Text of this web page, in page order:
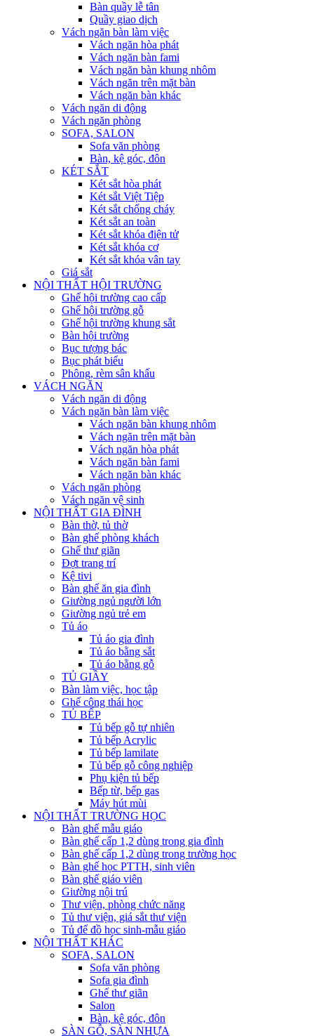
Bàn quầy lễ tân
Quầy giao dịch
Vách ngăn bàn làm việc
Vách ngăn hòa phát
Vách ngăn bàn fami
Vách ngăn bàn khung nhôm
Vách ngăn trên mặt bàn
Vách ngăn bàn khác
Vách ngăn di động
Vách ngăn phòng
SOFA, SALON
Sofa văn phòng
Bàn, kệ góc, đôn
KÉT SẮT
Két sắt hòa phát
Két sắt Việt Tiệp
Két sắt chống cháy
Két sắt an toàn
Két sắt khóa điện tử
Két sắt khóa cơ
Két sắt khóa vân tay
Giá sắt
NỘI THẤT HỘI TRƯỜNG
Ghế hội trường cao cấp
Ghế hội trường gỗ
Ghế hội trường khung sắt
Bàn hội trường
Bục tượng bác
Bục phát biểu
Phông, rèm sân khấu
VÁCH NGĂN
Vách ngăn di động
Vách ngăn bàn làm việc
Vách ngăn bàn khung nhôm
Vách ngăn trên mặt bàn
Vách ngăn hòa phát
Vách ngăn bàn fami
Vách ngăn bàn khác
Vách ngăn phòng
Vách ngăn vệ sinh
NỘI THẤT GIA ĐÌNH
Bàn thờ, tủ thờ
Bàn ghế phòng khách
Ghế thư giãn
Đợt trang trí
Kệ tivi
Bàn ghế ăn gia đình
Giường ngủ người lớn
Giường ngủ trẻ em
Tủ áo
Tủ áo gia đình
Tủ áo bằng sắt
Tủ áo bằng gỗ
TỦ GIẦY
Bàn làm việc, học tập
Ghế công thái học
TỦ BẾP
Tủ bếp gỗ tự nhiên
Tủ bếp Acrylic
Tủ bếp lamilate
Tủ bếp gỗ công nghiệp
Phụ kiện tủ bếp
Bếp từ, bếp gas
Máy hút mùi
NỘI THẤT TRƯỜNG HỌC
Bàn ghế mẫu giáo
Bàn ghế cấp 1,2 dùng trong gia đình
Bàn ghế cấp 1,2 dùng trong trường học
Bàn ghế học PTTH, sinh viên
Bàn ghế giáo viên
Giường nội trú
Thư viện, phòng chức năng
Tủ thư viện, giá sắt thư viện
Tủ để đồ học sinh-mẫu giáo
NỘI THẤT KHÁC
SOFA, SALON
Sofa văn phòng
Sofa gia đình
Ghế thư giãn
Salon
Bàn, kệ góc, đôn
SÀN GỖ, SÀN NHỰA